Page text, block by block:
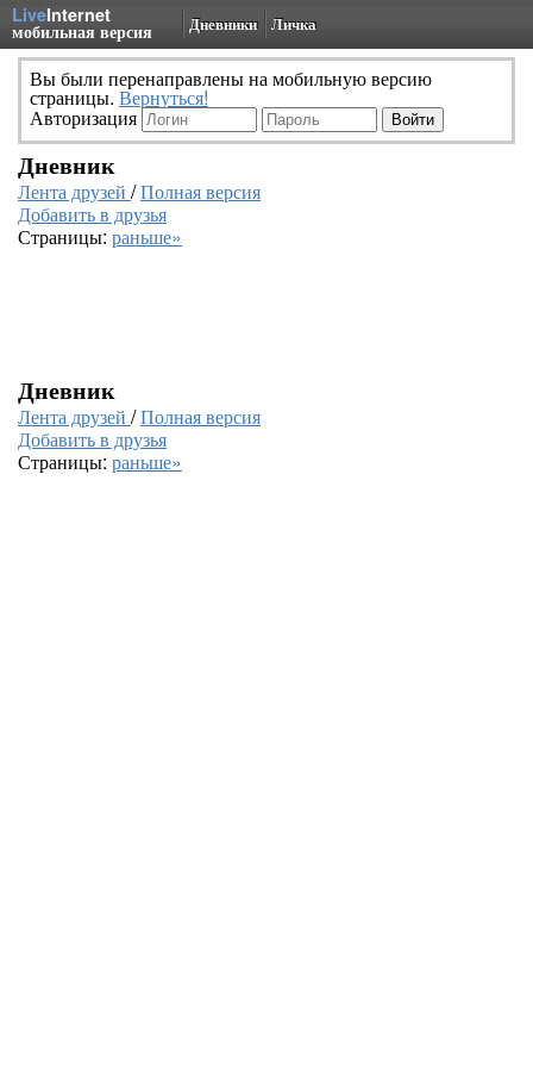
LiveInternet
мобильная версия Дневники Личка
Вы были перенаправлены на мобильную версию
страницы. Вернуться!
Авторизация
Дневник
Лента друзей /Полная версия
Добавить в друзья
Страницы: раньше»
Дневник
Лента друзей /Полная версия
Добавить в друзья
Страницы: раньше»